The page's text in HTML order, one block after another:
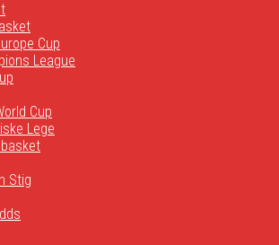
Cup
League
Cup
Lege
Stig